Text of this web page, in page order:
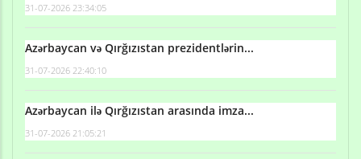
31-07-2026 23:34:05
Azərbaycan və Qırğızıstan prezidentlərin...
31-07-2026 22:40:10
Azərbaycan ilə Qırğızıstan arasında imza...
31-07-2026 21:05:21